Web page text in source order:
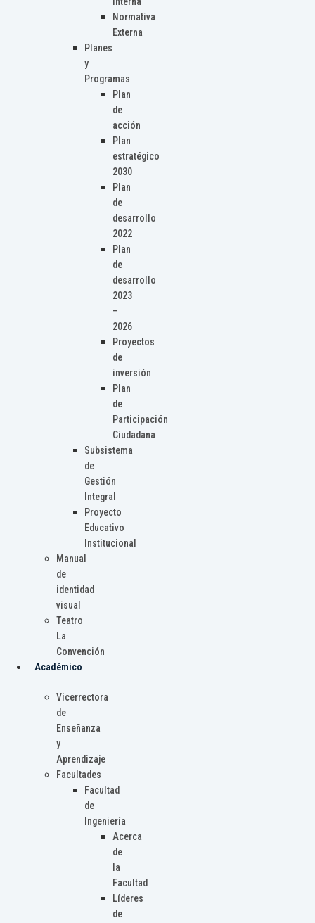
Normativa
Externa
Planes
y
Programas
Plan
de
acción
Plan
estratégico
2030
Plan
de
desarrollo
2022
Plan
de
desarrollo
2023
–
2026
Proyectos
de
inversión
Plan
de
Participación
Ciudadana
Subsistema
de
Gestión
Integral
Proyecto
Educativo
Institucional
Manual
de
identidad
visual
Teatro
La
Convención
Académico
Vicerrectora
de
Enseñanza
y
Aprendizaje
Facultades
Facultad
de
Ingeniería
Acerca
de
la
Facultad
Líderes
de